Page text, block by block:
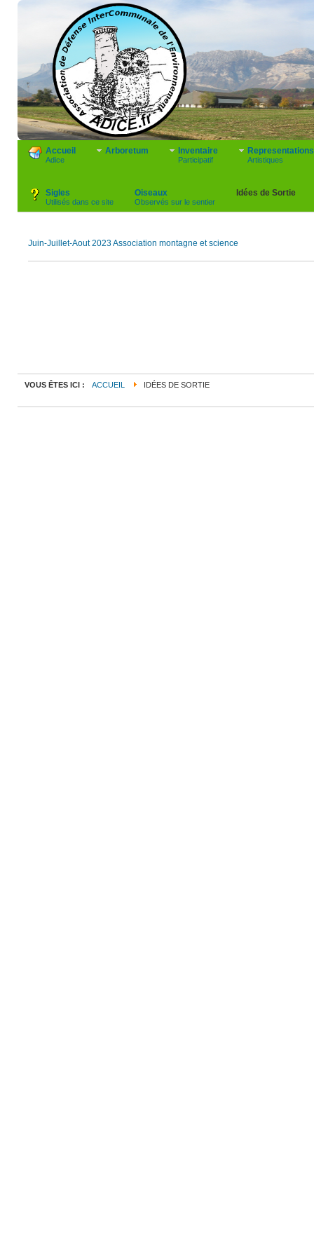
Accueil
Adice
Arboretum Inventaire
Participatif
Representations
Artistiques
Sigles
Utilisés dans ce site
Oiseaux
Observés sur le sentier
Idées de Sortie
Juin-Juillet-Aout 2023 Association montagne et science
VOUS ÊTES ICI : ACCUEIL IDÉES DE SORTIE